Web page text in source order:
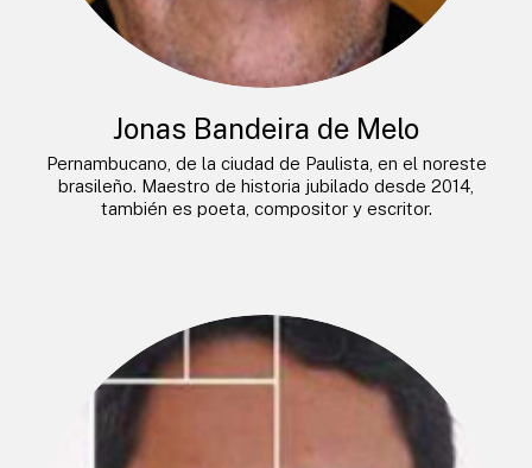
Jonas Bandeira de Melo
Pernambucano, de la ciudad de Paulista, en el noreste
brasileño. Maestro de historia jubilado desde 2014,
también es poeta, compositor y escritor.